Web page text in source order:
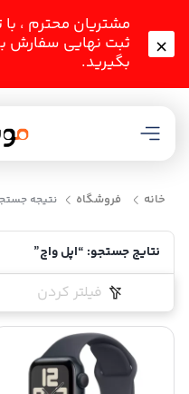
مشتریان محترم ،
ثبت نهایی سفارش
بگیرید.
خانه فروشگاه نتیجه
نتایج جستجو: “اپل واچ”
فیلتر کردن